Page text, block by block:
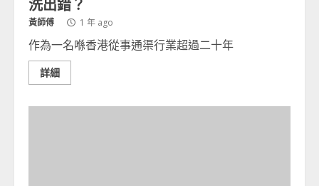
黃師傅 1 年 ago
作為一名喺香港從事通渠行業超過二十年
詳細